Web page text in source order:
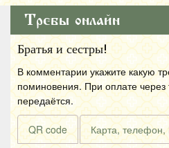
Требы онлайн
Братья и сестры!
В комментарии укажите какую
поминовения. При оплате
передаётся.
QR code Карта,